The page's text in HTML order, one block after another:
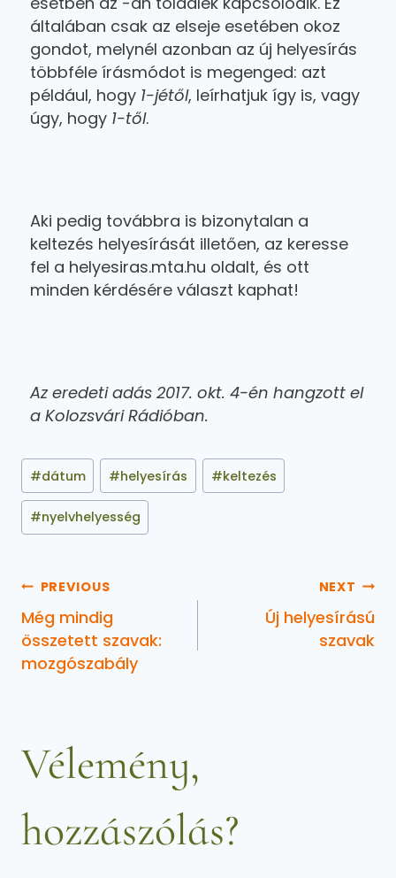
általában csak az elseje esetében okoz
gondot, melynél azonban az új helyesírás
többféle írásmódot is megenged: azt
például, hogy 1-jétől, leírhatjuk így is, vagy
úgy, hogy 1-től.
Aki pedig továbbra is bizonytalan a
keltezés helyesírását illetően, az keresse
fel a helyesiras.mta.hu oldalt, és ott
minden kérdésére választ kaphat!
Az eredeti adás 2017. okt. 4-én hangzott el
a Kolozsvári Rádióban.
#dátum #helyesírás #keltezés
#nyelvhelyesség
PREVIOUS
Még mindig
összetett szavak:
mozgószabály
NEXT
Új helyesírású
szavak
Vélemény,
hozzászólás?